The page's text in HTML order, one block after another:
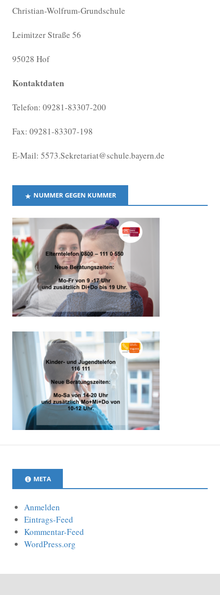
Christian-Wolfrum-Grundschule
Leimitzer Straße 56
95028 Hof
Kontaktdaten
Telefon: 09281-83307-200
Fax: 09281-83307-198
E-Mail: 5573.Sekretariat@schule.bayern.de
NUMMER GEGEN KUMMER
META
Anmelden
Eintrags-Feed
Kommentar-Feed
WordPress.org